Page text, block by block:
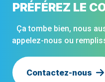
PRÉFÉREZ LE
Ça tombe bien, nous
appelez-nous ou
Contactez-nous